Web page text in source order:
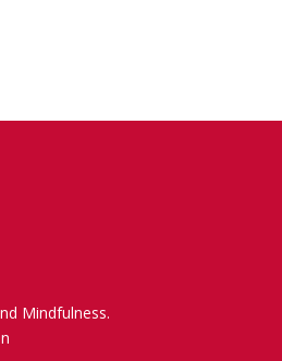
Mindfulness.